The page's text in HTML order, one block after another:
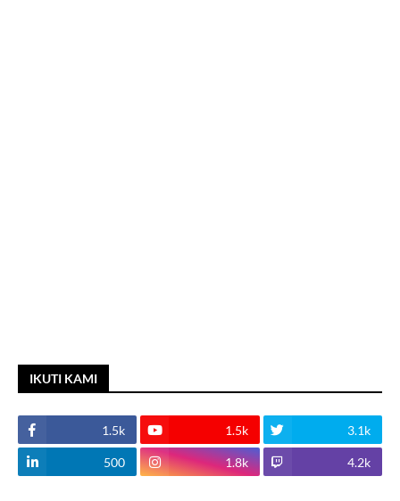
IKUTI KAMI
1.5k 1.5k 3.1k
500 1.8k 4.2k